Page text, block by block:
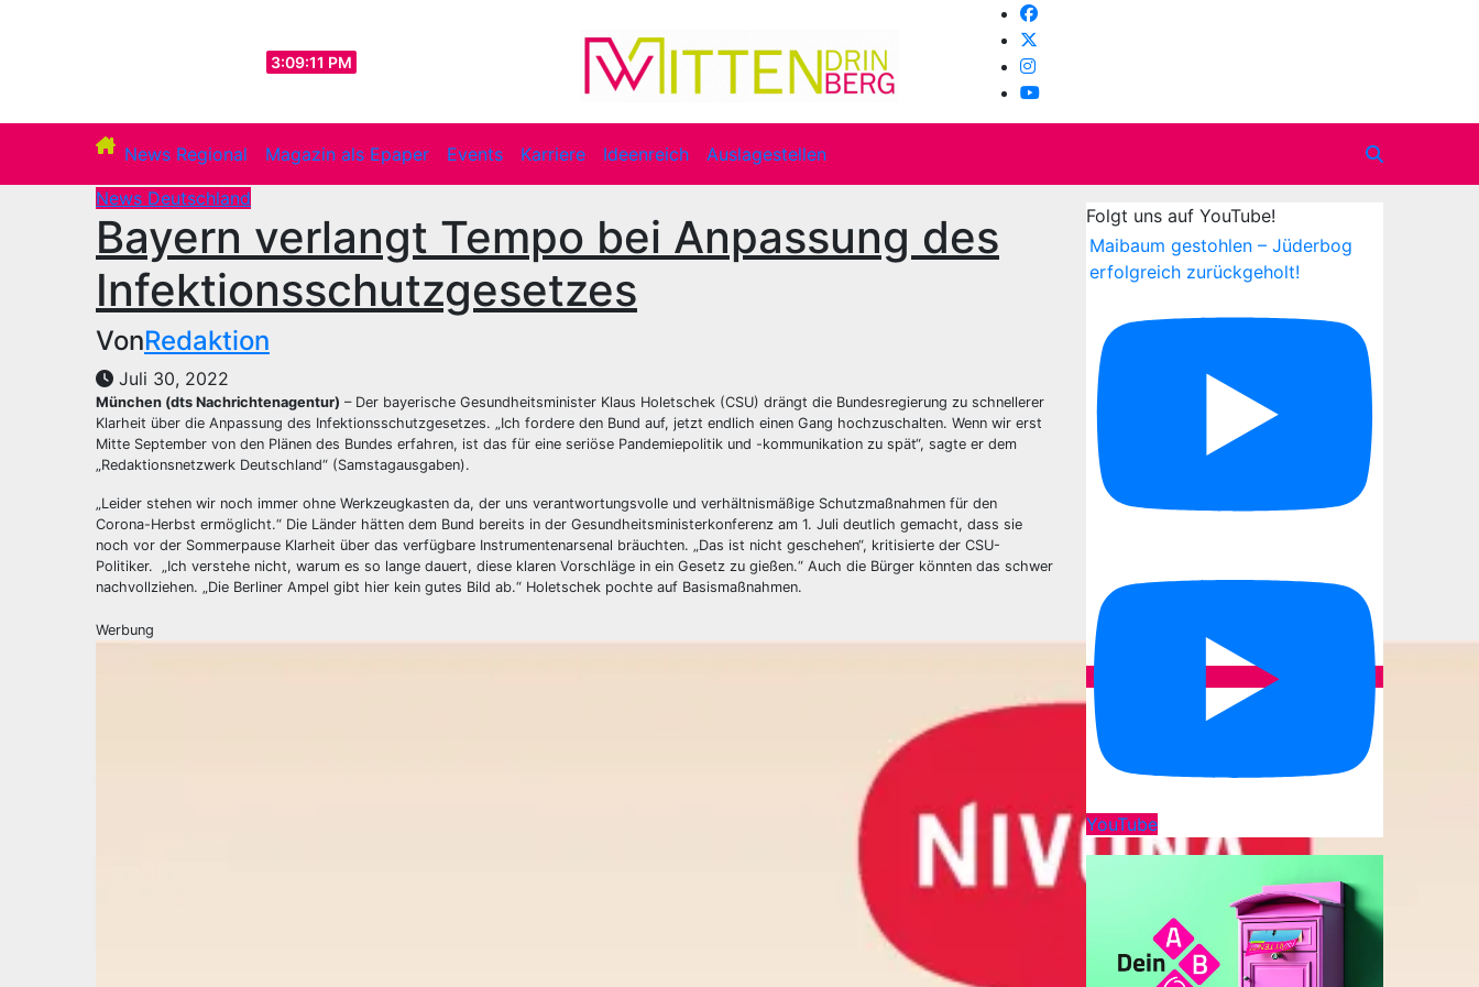
3:09:13 PM
News Regional Magazin als Epaper Events Karriere Ideenreich
Auslagestellen
News Deutschland
Bayern verlangt Tempo bei Anpassung des
Infektionsschutzgesetzes
VonRedaktion
Juli 30, 2022
München (dts Nachrichtenagentur) – Der bayerische Gesundheitsminister Klaus Holetschek (CSU) drängt die Bundesregierung zu schnellerer
Klarheit über die Anpassung des Infektionsschutzgesetzes. „Ich fordere den Bund auf, jetzt endlich einen Gang hochzuschalten. Wenn wir erst
Mitte September von den Plänen des Bundes erfahren, ist das für eine seriöse Pandemiepolitik und -kommunikation zu spät“, sagte er dem
„Redaktionsnetzwerk Deutschland“ (Samstagausgaben).
„Leider stehen wir noch immer ohne Werkzeugkasten da, der uns verantwortungsvolle und verhältnismäßige Schutzmaßnahmen für den
Corona-Herbst ermöglicht.“ Die Länder hätten dem Bund bereits in der Gesundheitsministerkonferenz am 1. Juli deutlich gemacht, dass sie
noch vor der Sommerpause Klarheit über das verfügbare Instrumentenarsenal bräuchten. „Das ist nicht geschehen“, kritisierte der CSU-
Politiker. „Ich verstehe nicht, warum es so lange dauert, diese klaren Vorschläge in ein Gesetz zu gießen.“ Auch die Bürger könnten das schwer
nachvollziehen. „Die Berliner Ampel gibt hier kein gutes Bild ab.“ Holetschek pochte auf Basismaßnahmen.
Werbung
Folgt uns auf YouTube!
Maibaum gestohlen – Jüderbog
erfolgreich zurückgeholt!
YouTube